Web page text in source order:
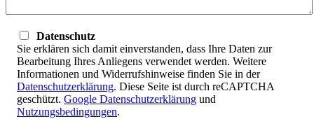
Datenschutz
Sie erklären sich damit einverstanden, dass Ihre Daten zur
Bearbeitung Ihres Anliegens verwendet werden. Weitere
Informationen und Widerrufshinweise finden Sie in der
Datenschutzerklärung. Diese Seite ist durch reCAPTCHA
geschützt. Google Datenschutzerklärung und
Nutzungsbedingungen.